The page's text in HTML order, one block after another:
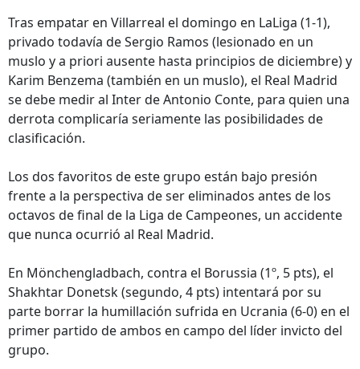
Tras empatar en Villarreal el domingo en LaLiga (1-1),
privado todavía de Sergio Ramos (lesionado en un
muslo y a priori ausente hasta principios de diciembre) y
Karim Benzema (también en un muslo), el Real Madrid
se debe medir al Inter de Antonio Conte, para quien una
derrota complicaría seriamente las posibilidades de
clasificación.
Los dos favoritos de este grupo están bajo presión
frente a la perspectiva de ser eliminados antes de los
octavos de final de la Liga de Campeones, un accidente
que nunca ocurrió al Real Madrid.
En Mönchengladbach, contra el Borussia (1º, 5 pts), el
Shakhtar Donetsk (segundo, 4 pts) intentará por su
parte borrar la humillación sufrida en Ucrania (6-0) en el
primer partido de ambos en campo del líder invicto del
grupo.